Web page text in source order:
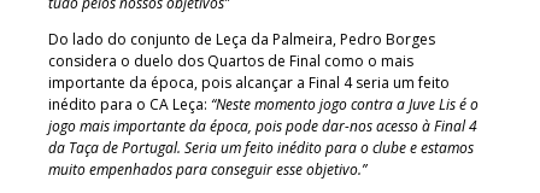
Do lado do conjunto de Leça da Palmeira, Pedro Borges
considera o duelo dos Quartos de Final como o mais
importante da época, pois alcançar a Final 4 seria um feito
inédito para o CA Leça: “Neste momento jogo contra a Juve Lis é o
jogo mais importante da época, pois pode dar-nos acesso à Final 4
da Taça de Portugal. Seria um feito inédito para o clube e estamos
muito empenhados para conseguir esse objetivo.”